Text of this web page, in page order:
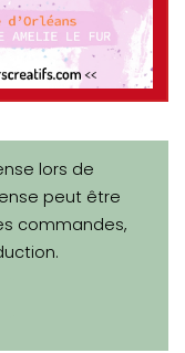
lors de
peut être
commandes,